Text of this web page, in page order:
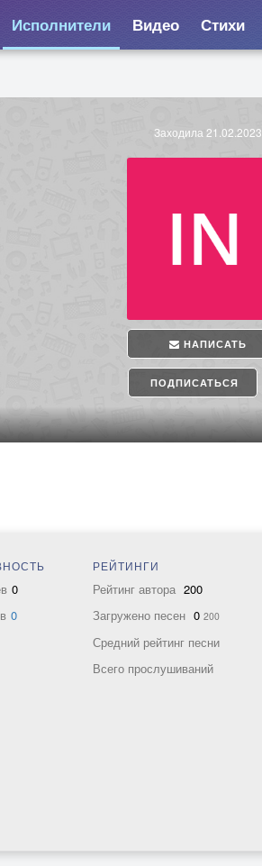
Исполнители Видео Стихи
Заходила 21.02.2023
НАПИСАТЬ
ПОДПИСАТЬСЯ
0
0
РЕЙТИНГИ
Рейтинг автора 200
Загружено песен 0 200
Средний рейтинг песни
Всего прослушиваний